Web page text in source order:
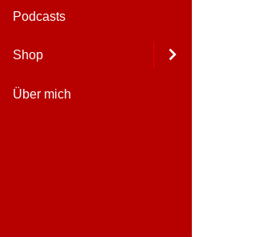
Podcasts
Shop
Über mich